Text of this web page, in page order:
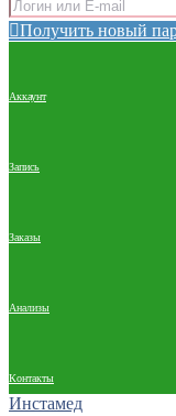
Получить новый
Аккаунт
Запись
Заказы
Анализы
Контакты
Инстамед